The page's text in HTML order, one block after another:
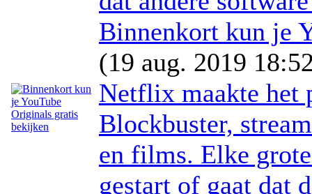
Binnenkort kun je
(19 aug. 2019
Netflix maakte
Blockbuster,
en films. Elke
gestart of gaat dat